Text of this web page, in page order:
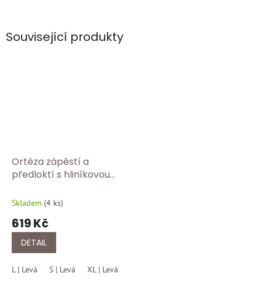
Související produkty
Ortéza zápěstí a
předloktí s hliníkovou
Skladem (4 ks)
619 Kč
DETAIL
L | Levá S | Levá XL | Levá